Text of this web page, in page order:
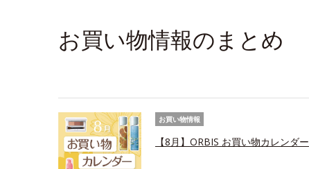
お買い物情報のまとめ
お買い物情報
【8月】ORBIS お買い物カレンダー